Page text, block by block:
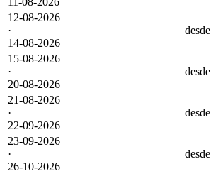
12-08-2026
·
14-08-2026
desde
15-08-2026
·
20-08-2026
desde
21-08-2026
·
22-09-2026
desde
23-09-2026
·
26-10-2026
desde